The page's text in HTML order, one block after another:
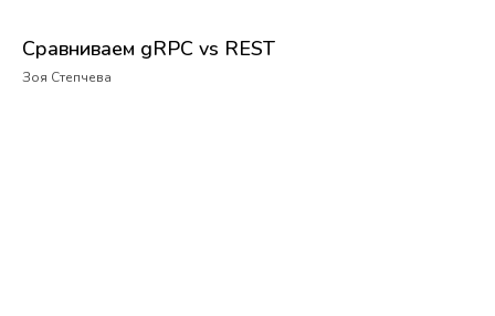
Сравниваем gRPC vs REST
Зоя Степчева